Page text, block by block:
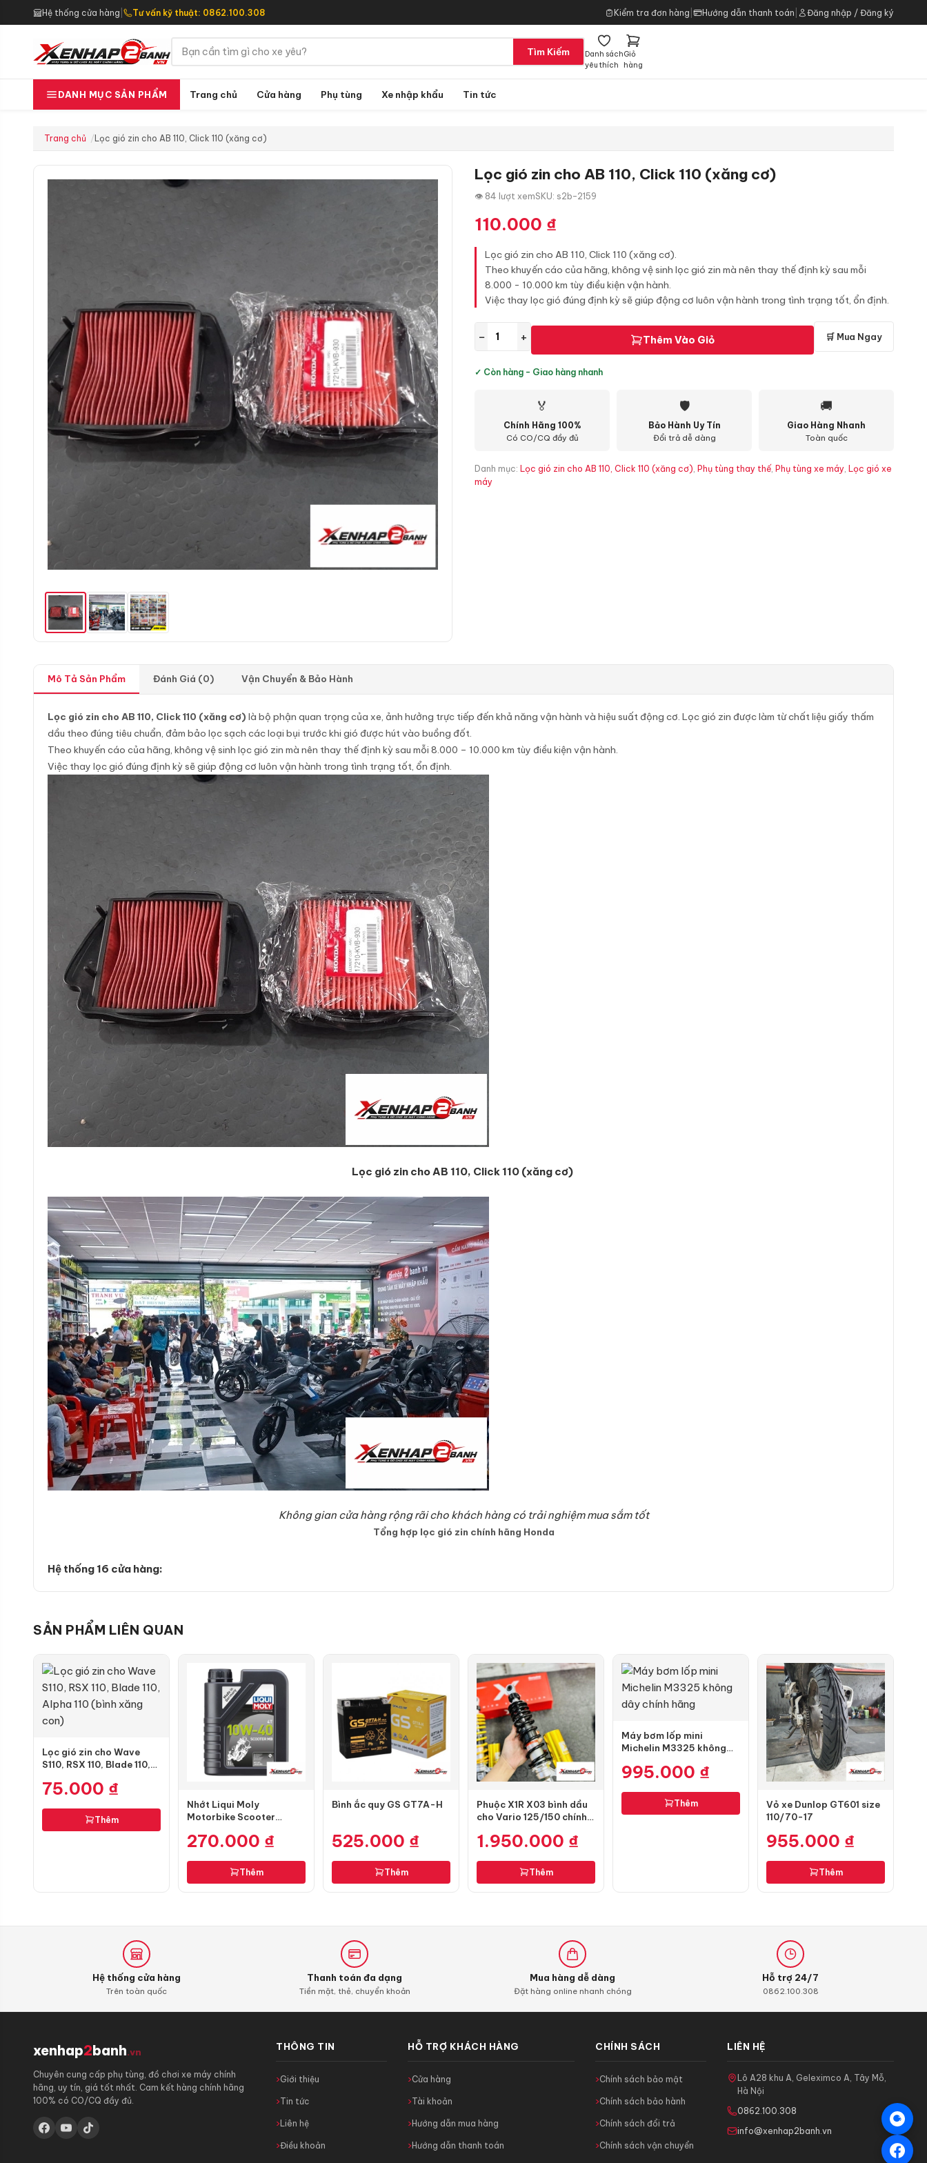
Hệ thống cửa hàng Tư vấn kỹ thuật: 0862.100.308 Kiểm tra đơn hàng Hướng dẫn thanh toán Đăng nhập / Đăng ký
Tìm Kiếm
Danh sách
yêu thích
Giỏ
hàng
DANH MỤC SẢN PHẨM Trang chủ Cửa hàng Phụ tùng Xe nhập khẩu Tin tức
Trang chủ Lọc gió zin cho AB 110, Click 110 (xăng cơ)
Lọc gió zin cho AB 110, Click 110 (xăng cơ)
👁 84 lượt xemSKU: s2b-2159
110.000 ₫
Lọc gió zin cho AB 110, Click 110 (xăng cơ).
Theo khuyến cáo của hãng, không vệ sinh lọc gió zin mà nên thay thế định kỳ sau mỗi
8.000 - 10.000 km tùy điều kiện vận hành.
Việc thay lọc gió đúng định kỳ sẽ giúp động cơ luôn vận hành trong tình trạng tốt, ổn định.
− + Thêm Vào Giỏ 🛒 Mua Ngay
✓ Còn hàng - Giao hàng nhanh
🏅
Chính Hãng 100%
Có CO/CQ đầy đủ
🛡
Bảo Hành Uy Tín
Đổi trả dễ dàng
🚚
Giao Hàng Nhanh
Toàn quốc
Danh mục: Lọc gió zin cho AB 110, Click 110 (xăng cơ), Phụ tùng thay thế, Phụ tùng xe máy, Lọc gió xe
máy
Mô Tả Sản Phẩm Đánh Giá (0) Vận Chuyển & Bảo Hành
Lọc gió zin cho AB 110, Click 110 (xăng cơ) là bộ phận quan trọng của xe, ảnh hưởng trực tiếp đến khả năng vận hành và hiệu suất động cơ. Lọc gió zin được làm từ chất liệu giấy thấm
dầu theo đúng tiêu chuẩn, đảm bảo lọc sạch các loại bụi trước khi gió được hút vào buồng đốt.
Theo khuyến cáo của hãng, không vệ sinh lọc gió zin mà nên thay thế định kỳ sau mỗi 8.000 – 10.000 km tùy điều kiện vận hành.
Việc thay lọc gió đúng định kỳ sẽ giúp động cơ luôn vận hành trong tình trạng tốt, ổn định.
Lọc gió zin cho AB 110, Click 110 (xăng cơ)
Không gian cửa hàng rộng rãi cho khách hàng có trải nghiệm mua sắm tốt
Tổng hợp lọc gió zin chính hãng Honda
Hệ thống 16 cửa hàng:
SẢN PHẨM LIÊN QUAN
Lọc gió zin cho Wave
S110, RSX 110, Blade 110,
75.000 ₫
Thêm
Nhớt Liqui Moly
Motorbike Scooter
270.000 ₫
Thêm
Bình ắc quy GS GT7A-H
525.000 ₫
Thêm
Phuộc X1R X03 bình dầu
cho Vario 125/150 chính
1.950.000 ₫
Thêm
Máy bơm lốp mini
Michelin M3325 không
995.000 ₫
Thêm
Vỏ xe Dunlop GT601 size
110/70-17
955.000 ₫
Thêm
Hệ thống cửa hàng
Trên toàn quốc
Thanh toán đa dạng
Tiền mặt, thẻ, chuyển khoản
Mua hàng dễ dàng
Đặt hàng online nhanh chóng
Hỗ trợ 24/7
0862.100.308
xenhap2banh.vn
Chuyên cung cấp phụ tùng, đồ chơi xe máy chính
hãng, uy tín, giá tốt nhất. Cam kết hàng chính hãng
100% có CO/CQ đầy đủ.
THÔNG TIN
Giới thiệu
Tin tức
Liên hệ
Điều khoản
HỖ TRỢ KHÁCH HÀNG
Cửa hàng
Tài khoản
Hướng dẫn mua hàng
Hướng dẫn thanh toán
CHÍNH SÁCH
Chính sách bảo mật
Chính sách bảo hành
Chính sách đổi trả
Chính sách vận chuyển
LIÊN HỆ
Lô A28 khu A, Geleximco A, Tây Mỗ,
Hà Nội
0862.100.308
info@xenhap2banh.vn